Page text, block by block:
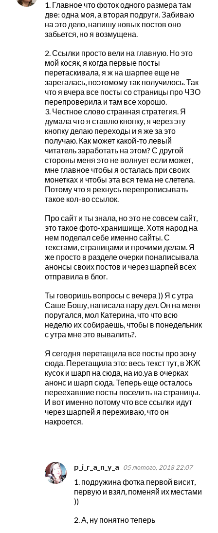
1. Главное что фоток одного размера там
две: одна моя, а вторая подруги. Забиваю
на это дело, напишу новых постов оно
забьется, но я возмущена.
2. Ссылки просто вели на главную. Но это
мой косяк, я когда первые посты
перетаскивала, я ж на шарпее еще не
зарегалась, поэтомому так получилось. Так
что я вчера все посты со страницы про ЧЗО
перепроверила и там все хорошо.
3. Честное слово странная стратегия. Я
думала что я ставлю кнопку, я через эту
кнопку делаю переходы и я же за это
получаю. Как может какой-то левый
читатель заработать на этом? С другой
стороны меня это не волнует если может,
мне главное чтобы я осталась при своих
монетках и чтобы эта вся тема не слетела.
Потому что я рехнусь перепрописывать
такое кол-во ссылок.
Про сайт и ты знала, но это не совсем сайт,
это такое фото-хранишище. Хотя народ на
нем поделал себе именно сайты. С
текстами, страницами и прочими делам. Я
же просто в разделе очерки понаписывала
анонсы своих постов и через шарпей всех
отправила в блог.
Ты говоришь вопросы с вечера )) Я с утра
Саше Бошу, написала пару дел. Он на меня
поругался, мол Катерина, что что всю
неделю их собираешь, чтобы в понедельник
с утра мне это вывалить?.
Я сегодня перетащила все посты про зону
сюда. Перетащила это: весь текст тут, в ЖЖ
кусок и шарп на сюда, на ио.уа в очерках
анонс и шарп сюда. Теперь еще осталось
переехавшие посты поселить на страницы.
И вот именно потому что все ссылки идут
через шарпей я переживаю, что он
накроется.
p_i_r_a_n_y_a 05 лютого, 2018 22:07
1. подружина фотка первой висит,
первую и взял, поменяй их местами
))
2. А, ну понятно теперь